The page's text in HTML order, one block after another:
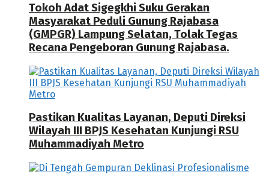
Tokoh Adat Sigegkhi Suku Gerakan
Masyarakat Peduli Gunung Rajabasa
(GMPGR) Lampung Selatan, Tolak Tegas
Recana Pengeboran Gunung Rajabasa.
Pastikan Kualitas Layanan, Deputi Direksi
Wilayah III BPJS Kesehatan Kunjungi RSU
Muhammadiyah Metro